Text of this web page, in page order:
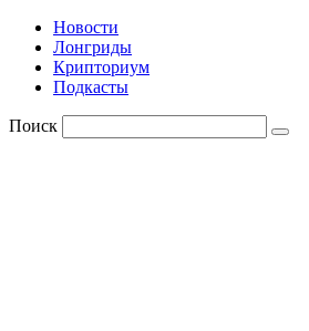
Новости
Лонгриды
Крипториум
Подкасты
Поиск